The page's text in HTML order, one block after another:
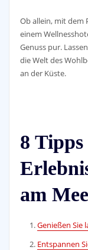
Ob allein, mit dem
einem
Genuss pur.
die Welt des
an der Küste.
8
am
Genießen Sie
Entspannen